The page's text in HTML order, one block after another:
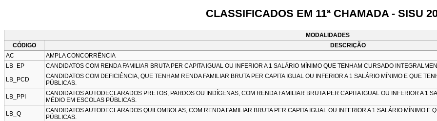
CLASSIFICADOS EM 11ª CHAMADA - SISU
MODALIDADES
CÓDIGO
DESCRIÇÃO
AC
AMPLA CONCORRÊNCIA
LB_EP
CANDIDATOS COM RENDA FAMILIAR BRUTA PER CAPITA IGUAL OU INFERIOR A 1 SALÁRIO MÍNIMO QUE TENHAM CURSADO
LB_PCD
CANDIDATOS COM DEFICIÊNCIA, QUE TENHAM RENDA FAMILIAR BRUTA PER CAPITA IGUAL OU INFERIOR A 1 SALÁRIO MÍNIMO E QUE
PÚBLICAS.
LB_PPI
CANDIDATOS AUTODECLARADOS PRETOS, PARDOS OU INDÍGENAS, COM RENDA FAMILIAR BRUTA PER CAPITA IGUAL OU INFERIOR A 1
MÉDIO EM ESCOLAS PÚBLICAS.
LB_Q
CANDIDATOS AUTODECLARADOS QUILOMBOLAS, COM RENDA FAMILIAR BRUTA PER CAPITA IGUAL OU INFERIOR A 1 SALÁRIO MÍNIMO
PÚBLICAS.